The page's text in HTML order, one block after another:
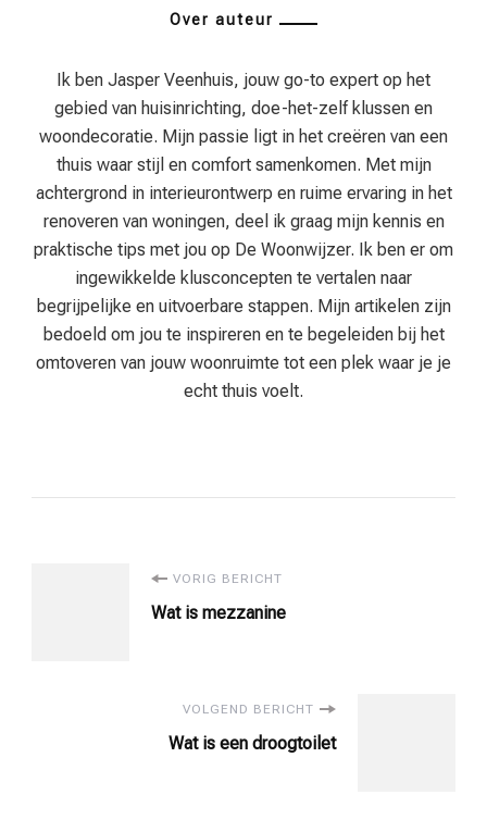
Over auteur
Ik ben Jasper Veenhuis, jouw go-to expert op het
gebied van huisinrichting, doe-het-zelf klussen en
woondecoratie. Mijn passie ligt in het creëren van een
thuis waar stijl en comfort samenkomen. Met mijn
achtergrond in interieurontwerp en ruime ervaring in het
renoveren van woningen, deel ik graag mijn kennis en
praktische tips met jou op De Woonwijzer. Ik ben er om
ingewikkelde klusconcepten te vertalen naar
begrijpelijke en uitvoerbare stappen. Mijn artikelen zijn
bedoeld om jou te inspireren en te begeleiden bij het
omtoveren van jouw woonruimte tot een plek waar je je
echt thuis voelt.
Bericht VORIG BERICHT
Wat is mezzanine
VOLGEND BERICHT
Wat is een droogtoilet